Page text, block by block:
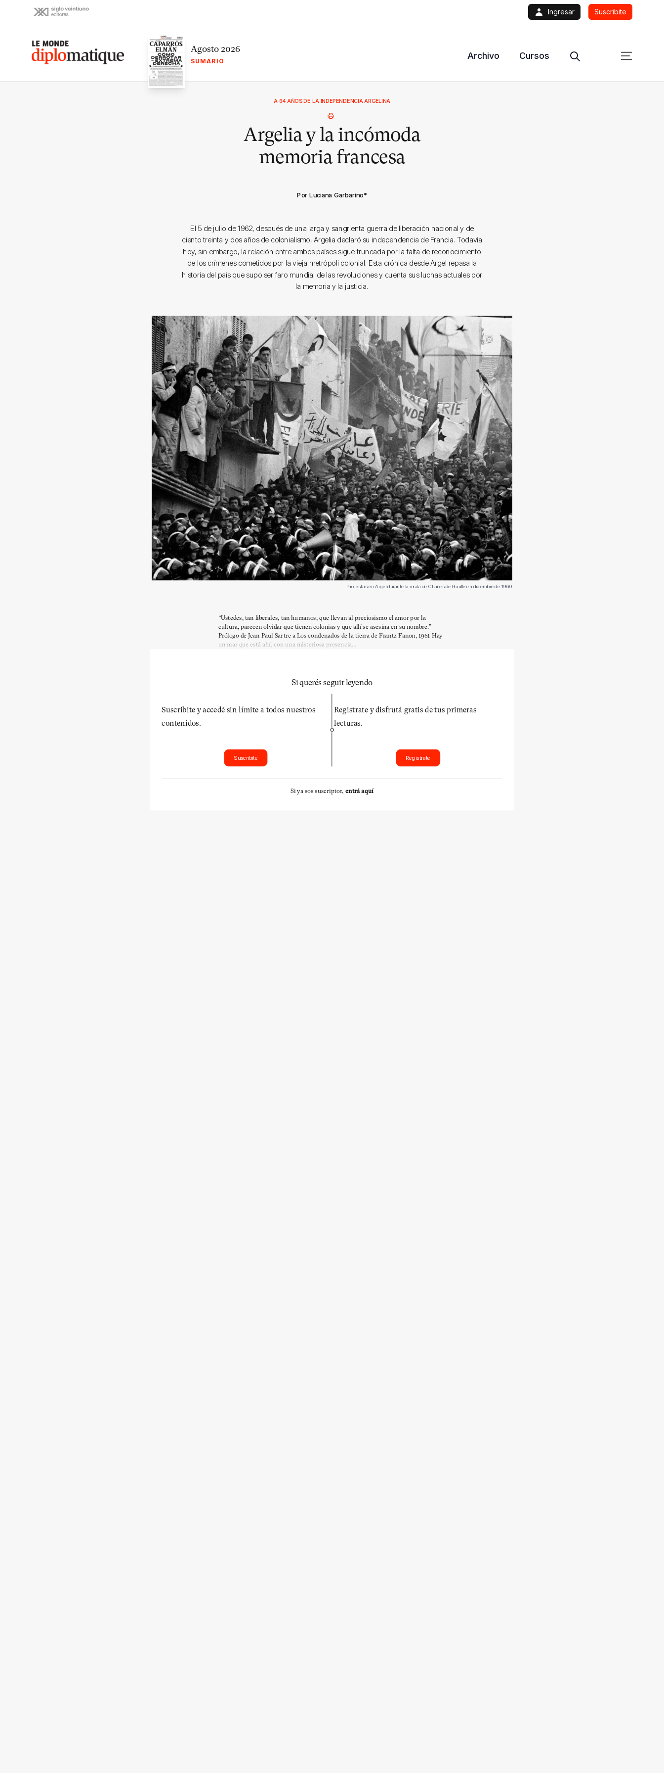
Ingresar Suscribite
Le monde diplomatique Agosto 2026
SUMARIO
Archivo Cursos
A 64 AÑOS DE LA INDEPENDENCIA ARGELINA
Argelia y la incómoda
memoria francesa
Por Luciana Garbarino*
El 5 de julio de 1962, después de una larga y sangrienta guerra de liberación nacional y de
ciento treinta y dos años de colonialismo, Argelia declaró su independencia de Francia. Todavía
hoy, sin embargo, la relación entre ambos países sigue truncada por la falta de reconocimiento
de los crímenes cometidos por la vieja metrópoli colonial. Esta crónica desde Argel repasa la
historia del país que supo ser faro mundial de las revoluciones y cuenta sus luchas actuales por
la memoria y la justicia.
Protestas en Argel durante la visita de Charles de Gaulle en diciembre de 1960
“Ustedes, tan liberales, tan humanos, que llevan al preciosismo el amor por la
cultura, parecen olvidar que tienen colonias y que allí se asesina en su nombre.”
Prólogo de Jean Paul Sartre a Los condenados de la tierra de Frantz Fanon, 1961 Hay
un mar que está ahí, con una misteriosa presencia...
Si querés seguir leyendo
Suscribite y accedé sin límite a todos nuestros
contenidos.
Suscribite
O
Registrate y disfrutá gratis de tus primeras
lecturas.
Registrate
Si ya sos suscriptor, entrá aquí